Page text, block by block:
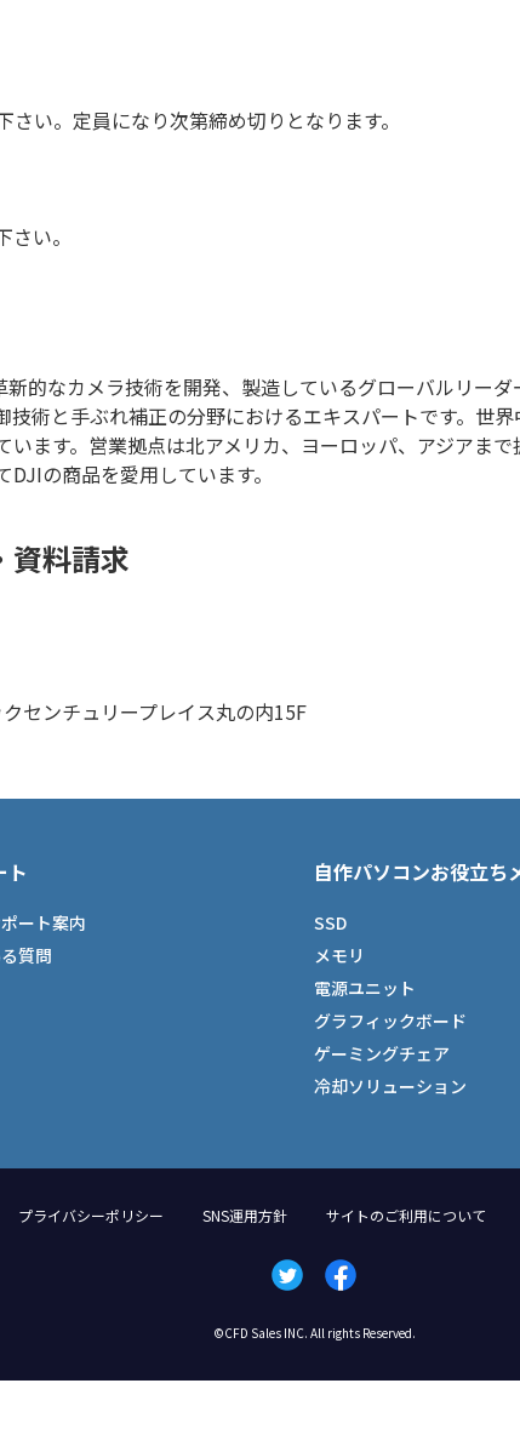
い。定員になり次第締め切りとなります。
い。
的なカメラ技術を開発、製造しているグローバルリー
術と手ぶれ補正の分野におけるエキスパートです。世
ます。営業拠点は北アメリカ、ヨーロッパ、アジアま
の商品を愛用しています。
資料請求
センチュリープレイス丸の内15F
ト
ート案内
質問
自作パソコンお役立ち
SSD
メモリ
電源ユニット
グラフィックボード
ゲーミングチェア
冷却ソリューション
プライバシーポリシー SNS運用方針 サイトのご利用について
©CFD Sales INC. All rights Reserved.